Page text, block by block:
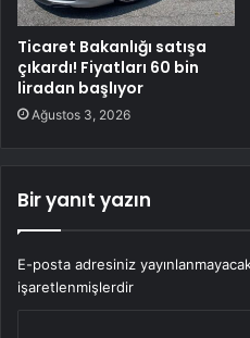
Ticaret Bakanlığı satışa
çıkardı! Fiyatları 60 bin
liradan başlıyor
Ağustos 3, 2026
Bir yanıt yazın
E-posta adresiniz
işaretlenmişlerdir